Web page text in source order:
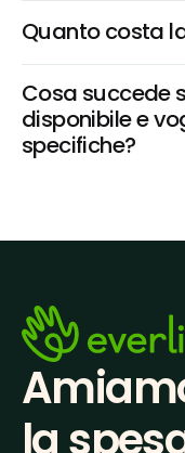
Quanto costa
Cosa succede
disponibile e
specifiche?
la